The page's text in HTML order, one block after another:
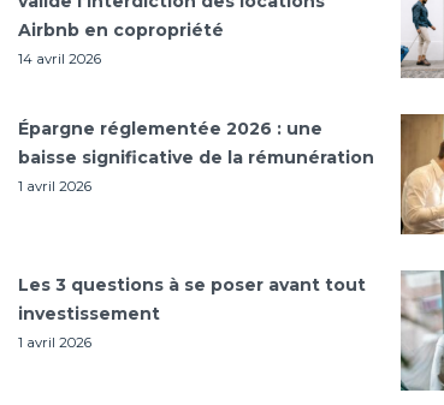
Airbnb en copropriété
14 avril 2026
Épargne réglementée 2026 : une
baisse significative de la rémunération
1 avril 2026
Les 3 questions à se poser avant tout
investissement
1 avril 2026